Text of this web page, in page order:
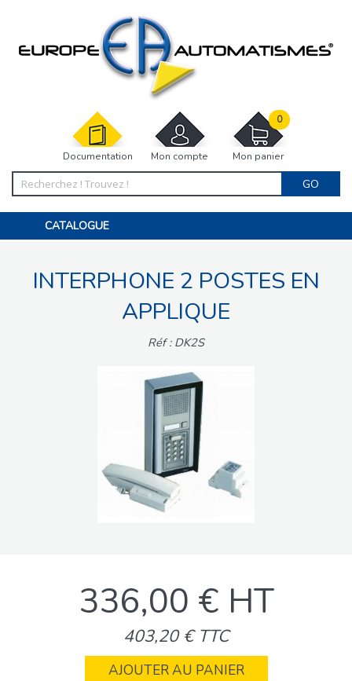
Documentation Mon compte Mon panier
0
GO
CATALOGUE
MOTORISATIONS
ACCESSOIRES ET ELECTRONIQUES
INTERPHONES VISIOPHONES
PIÈCES DÉTACHÉES
INTERPHONE 2 POSTES EN
APPLIQUE
Réf : DK2S
336,00 € HT
403,20 € TTC
AJOUTER AU PANIER